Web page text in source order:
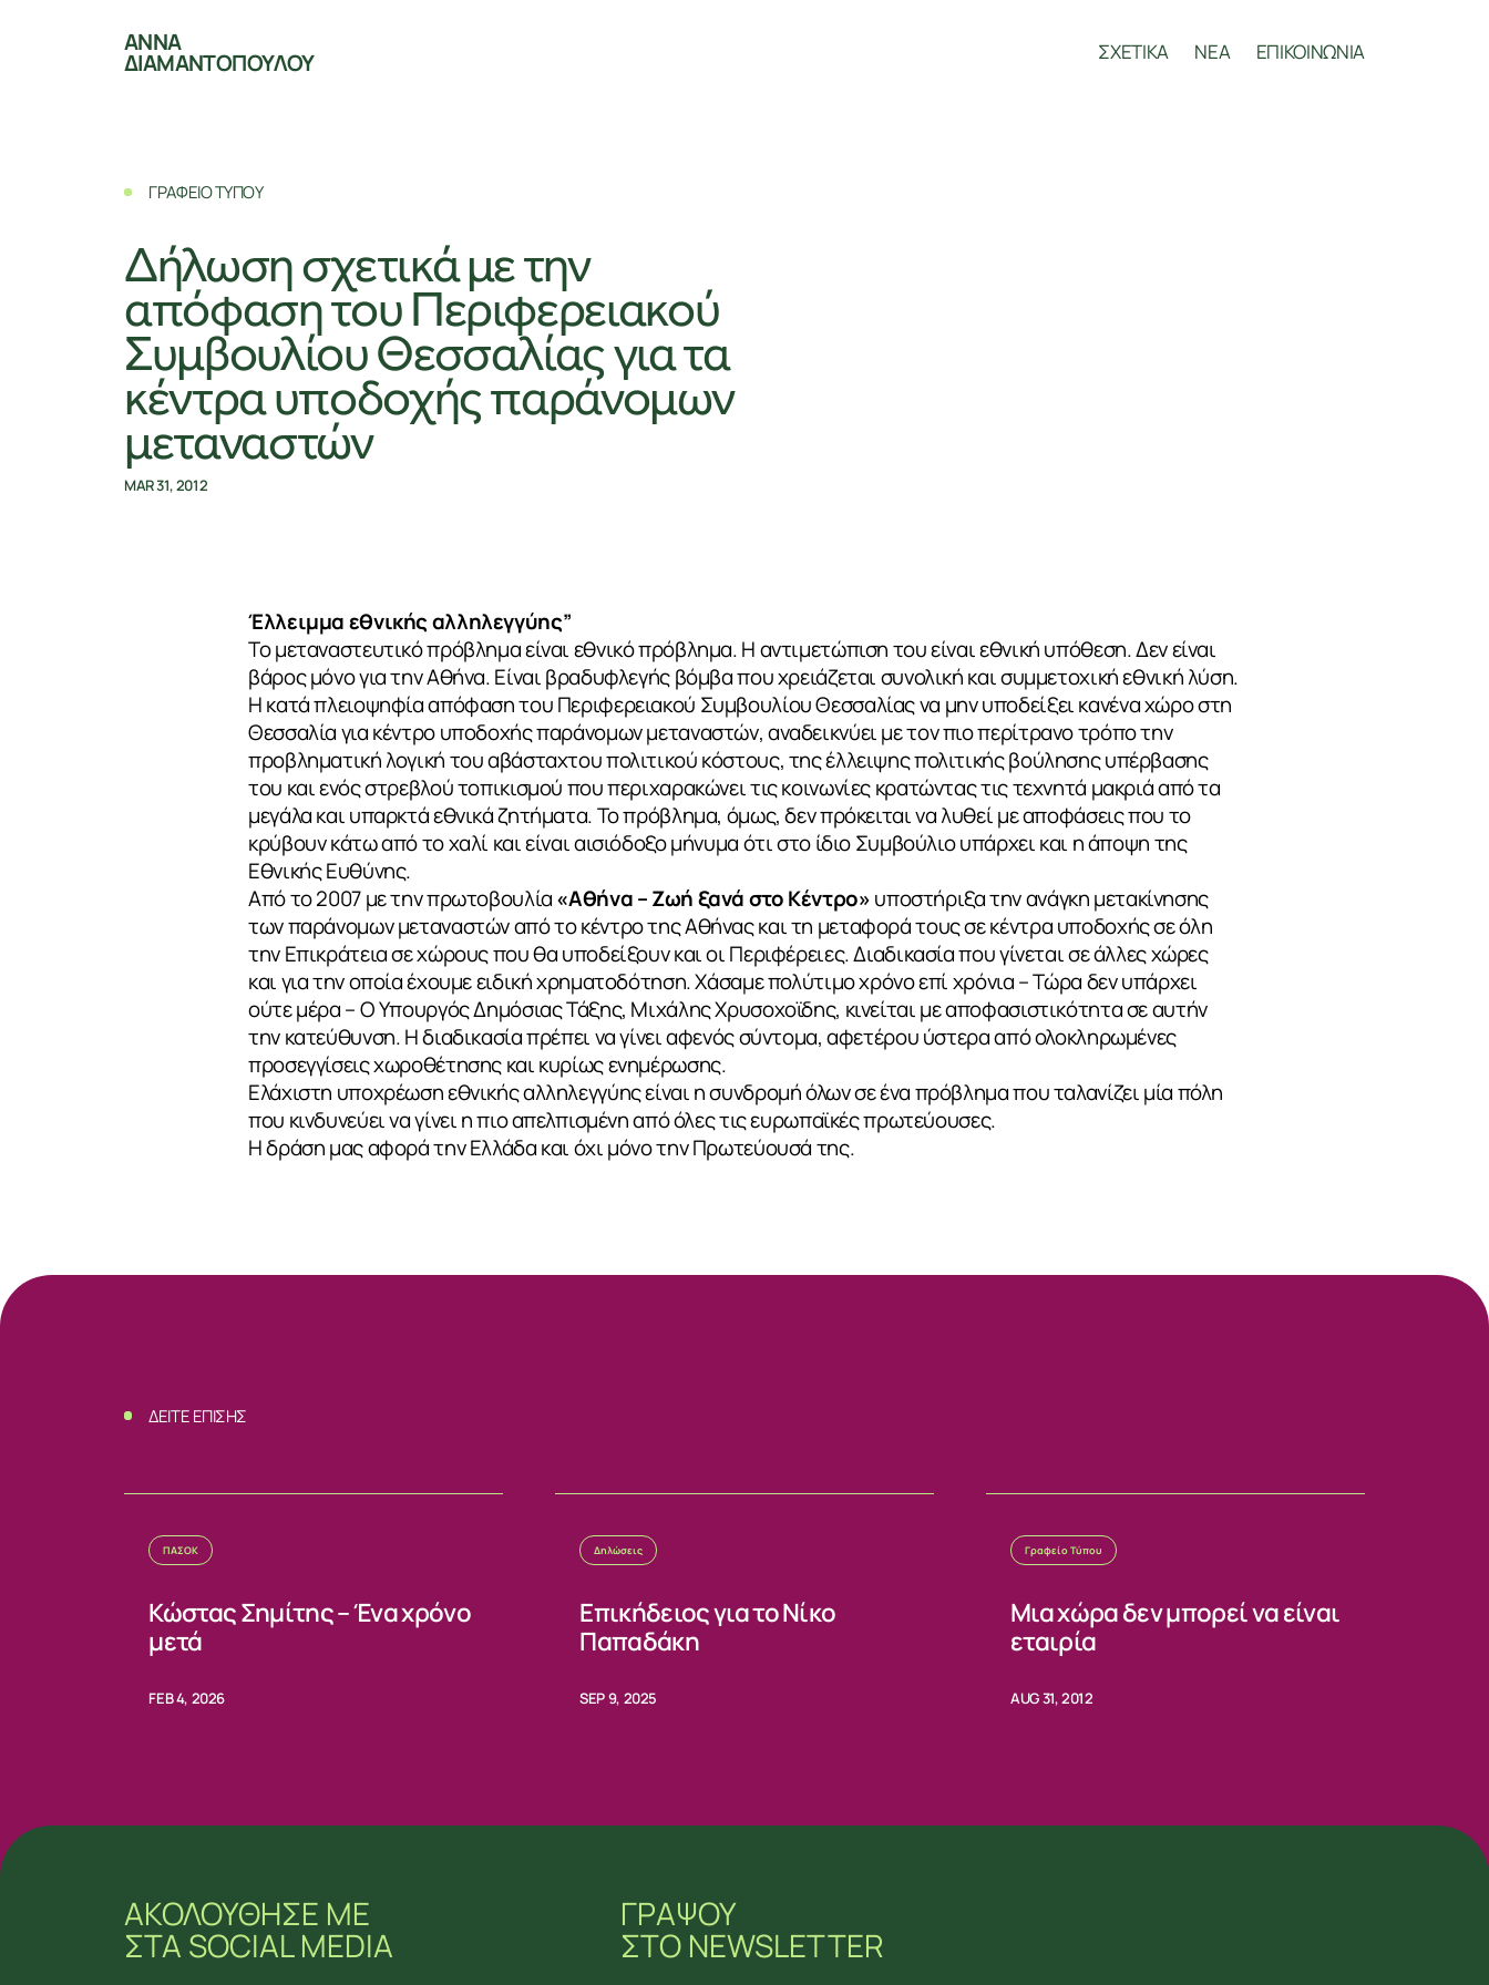
ΣΧΕΤΙΚΑ
ΝΕΑ
ΑΝΝΑ
ΔΙΑΜΑΝΤΟΠΟΥΛΟΥ ΣΧΕΤΙΚΑ ΝΕΑ ΕΠΙΚΟΙΝΩΝΙΑ
ΓΡΑΦΕΙΟ ΤΥΠΟΥ
Δήλωση σχετικά με την
απόφαση του Περιφερειακού
Συμβουλίου Θεσσαλίας για τα
κέντρα υποδοχής παράνομων
μεταναστών
MAR 31, 2012
Έλλειμμα εθνικής αλληλεγγύης”
Το μεταναστευτικό πρόβλημα είναι εθνικό πρόβλημα. Η αντιμετώπιση του είναι εθνική υπόθεση. Δεν είναι
βάρος μόνο για την Αθήνα. Είναι βραδυφλεγής βόμβα που χρειάζεται συνολική και συμμετοχική εθνική λύση.
Η κατά πλειοψηφία απόφαση του Περιφερειακού Συμβουλίου Θεσσαλίας να μην υποδείξει κανένα χώρο στη
Θεσσαλία για κέντρο υποδοχής παράνομων μεταναστών, αναδεικνύει με τον πιο περίτρανο τρόπο την
προβληματική λογική του αβάσταχτου πολιτικού κόστους, της έλλειψης πολιτικής βούλησης υπέρβασης
του και ενός στρεβλού τοπικισμού που περιχαρακώνει τις κοινωνίες κρατώντας τις τεχνητά μακριά από τα
μεγάλα και υπαρκτά εθνικά ζητήματα. Το πρόβλημα, όμως, δεν πρόκειται να λυθεί με αποφάσεις που το
κρύβουν κάτω από το χαλί και είναι αισιόδοξο μήνυμα ότι στο ίδιο Συμβούλιο υπάρχει και η άποψη της
Εθνικής Ευθύνης.
Από το 2007 με την πρωτοβουλία«Αθήνα – Ζωή ξανά στο Κέντρο»υποστήριξα την ανάγκη μετακίνησης
των παράνομων μεταναστών από το κέντρο της Αθήνας και τη μεταφορά τους σε κέντρα υποδοχής σε όλη
την Επικράτεια σε χώρους που θα υποδείξουν και οι Περιφέρειες. Διαδικασία που γίνεται σε άλλες χώρες
και για την οποία έχουμε ειδική χρηματοδότηση. Χάσαμε πολύτιμο χρόνο επί χρόνια – Τώρα δεν υπάρχει
ούτε μέρα – Ο Υπουργός Δημόσιας Τάξης, Μιχάλης Χρυσοχοϊδης, κινείται με αποφασιστικότητα σε αυτήν
την κατεύθυνση. Η διαδικασία πρέπει να γίνει αφενός σύντομα, αφετέρου ύστερα από ολοκληρωμένες
προσεγγίσεις χωροθέτησης και κυρίως ενημέρωσης.
Ελάχιστη υποχρέωση εθνικής αλληλεγγύης είναι η συνδρομή όλων σε ένα πρόβλημα που ταλανίζει μία πόλη
που κινδυνεύει να γίνει η πιο απελπισμένη από όλες τις ευρωπαϊκές πρωτεύουσες.
Η δράση μας αφορά την Ελλάδα και όχι μόνο την Πρωτεύουσά της.
ΔΕΙΤΕ ΕΠΙΣΗΣ
ΠΑΣΟΚ
Κώστας Σημίτης – Ένα χρόνο
μετά
FEB 4, 2026
Δηλώσεις
Επικήδειος για το Νίκο
Παπαδάκη
SEP 9, 2025
Γραφείο Τύπου
Μια χώρα δεν μπορεί να είναι
εταιρία
AUG 31, 2012
ΑΚΟΛΟΥΘΗΣΕ ΜΕ
ΣΤΑ SOCIAL MEDIA
ΓΡΑΨΟΥ
ΣΤΟ NEWSLETTER